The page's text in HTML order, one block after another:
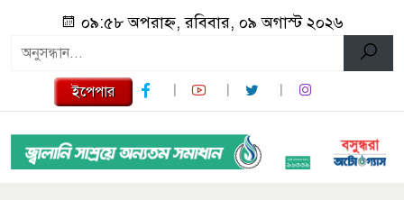
০৯:৫৮ অপরাহ্ন, রবিবার, ০৯ অগাস্ট ২০২৬
ইপেপার